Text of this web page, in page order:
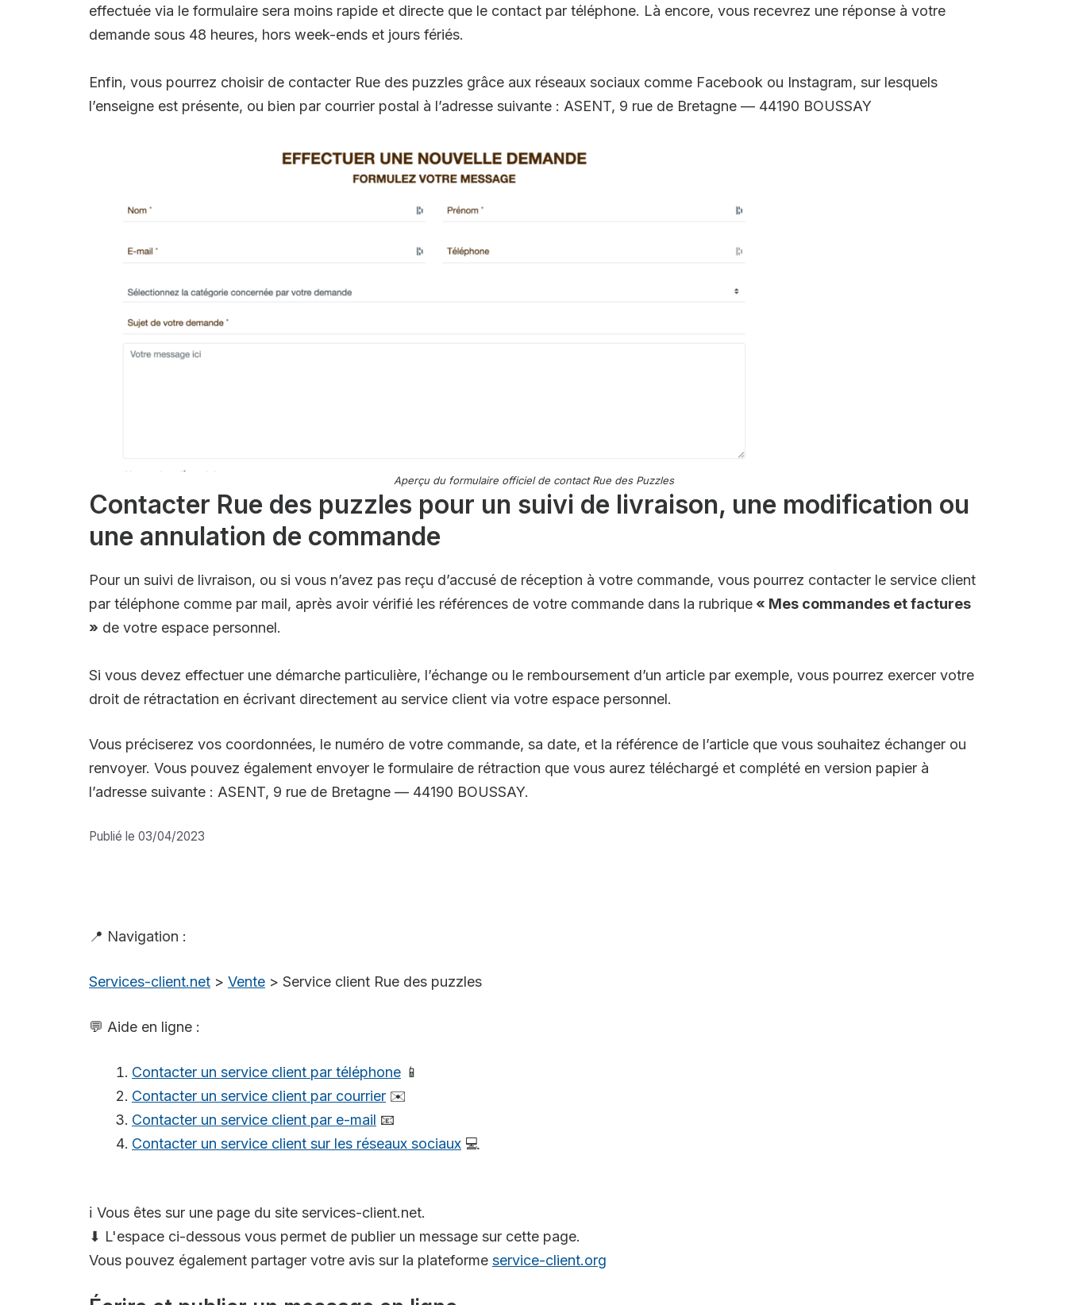
effectuée via le formulaire sera moins rapide et directe que le contact par téléphone. Là encore, vous recevrez une réponse à votre
demande sous 48 heures, hors week-ends et jours fériés.
Enfin, vous pourrez choisir de contacter Rue des puzzles grâce aux réseaux sociaux comme Facebook ou Instagram, sur lesquels
l’enseigne est présente, ou bien par courrier postal à l’adresse suivante : ASENT, 9 rue de Bretagne — 44190 BOUSSAY
Aperçu du formulaire officiel de contact Rue des Puzzles
Contacter Rue des puzzles pour un suivi de livraison, une modification ou
une annulation de commande
Pour un suivi de livraison, ou si vous n’avez pas reçu d’accusé de réception à votre commande, vous pourrez contacter le service client
par téléphone comme par mail, après avoir vérifié les références de votre commande dans la rubrique « Mes commandes et factures
» de votre espace personnel.
Si vous devez effectuer une démarche particulière, l’échange ou le remboursement d’un article par exemple, vous pourrez exercer votre
droit de rétractation en écrivant directement au service client via votre espace personnel.
Vous préciserez vos coordonnées, le numéro de votre commande, sa date, et la référence de l’article que vous souhaitez échanger ou
renvoyer. Vous pouvez également envoyer le formulaire de rétraction que vous aurez téléchargé et complété en version papier à
l’adresse suivante : ASENT, 9 rue de Bretagne — 44190 BOUSSAY.
Publié le 03/04/2023
📍 Navigation :
Services-client.net > Vente > Service client Rue des puzzles
💬 Aide en ligne :
Contacter un service client par téléphone 📱
Contacter un service client par courrier ✉️
Contacter un service client par e-mail 📧
Contacter un service client sur les réseaux sociaux 💻
ℹ️ Vous êtes sur une page du site services-client.net.
⬇ L'espace ci-dessous vous permet de publier un message sur cette page.
Vous pouvez également partager votre avis sur la plateforme service-client.org